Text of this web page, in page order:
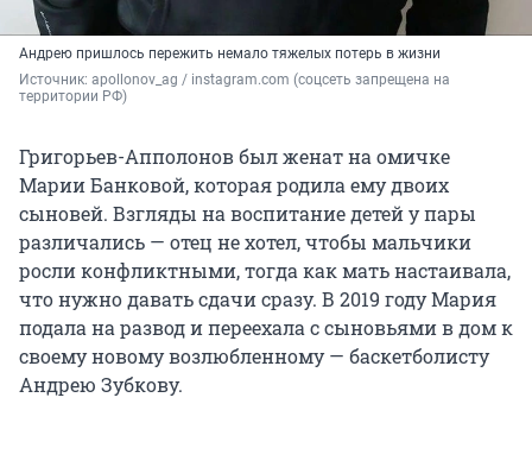
Андрею пришлось пережить немало тяжелых потерь в жизни
Источник: apollonov_ag / instagram.com (соцсеть запрещена на
территории РФ)
Григорьев-Апполонов был женат на омичке
Марии Банковой, которая родила ему двоих
сыновей. Взгляды на воспитание детей у пары
различались — отец не хотел, чтобы мальчики
росли конфликтными, тогда как мать настаивала,
что нужно давать сдачи сразу. В 2019 году Мария
подала на развод и переехала с сыновьями в дом к
своему новому возлюбленному — баскетболисту
Андрею Зубкову.